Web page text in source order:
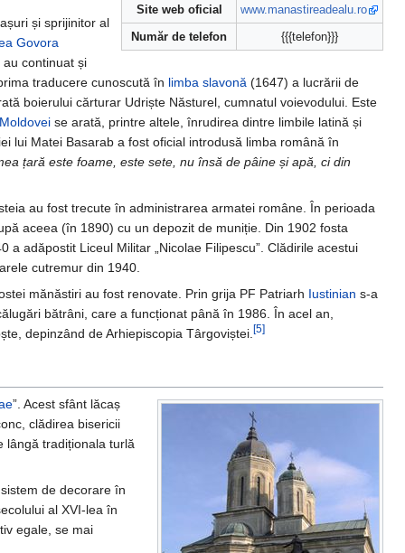
Site web oficial
www.manastireadealu.ro
Număr de telefon
{{{telefon}}}
și sprijinitor al
Govora
continuat și
traducere cunoscută în limba slavonă(1647) a lucrării de
boierului cărturar Udriște Năsturel, cumnatul voievodului. Este
se arată, printre altele, înrudirea dintre limbile latină și
lui Matei Basarab a fost oficial introdusă limba română în
țară este foame, este sete, nu însă de pâine și apă, ci din
au fost trecute în administrarea armatei române. În perioada
aceea (în 1890) cu un depozit de muniție. Din 1902 fosta
adăpostit Liceul Militar „Nicolae Filipescu”. Clădirile acestui
cutremur din 1940.
mănăstiri au fost renovate. Prin grija PF Patriarh Iustinian s-a
bătrâni, care a funcționat până în 1986. În acel an,
depinzând de Arhiepiscopia Târgoviștei.[5]
”. Acest sfânt lăcaș
clădirea bisericii
lângă tradiționala turlă
de decorare în
al XVI-lea în
egale, se mai